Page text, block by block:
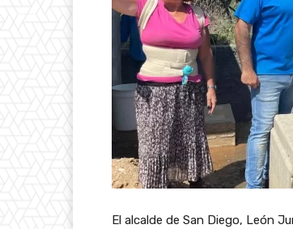
El alcalde de San Diego, León